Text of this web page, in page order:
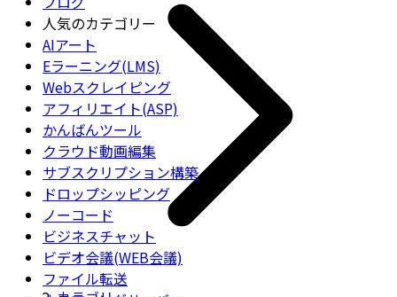
人気のカテゴリー
AIアート
Eラーニング(LMS)
Webスクレイピング
アフィリエイト(ASP)
かんばんツール
クラウド動画編集
サブスクリプション構築
ドロップシッピング
ノーコード
ビジネスチャット
ビデオ会議(WEB会議)
ファイル転送